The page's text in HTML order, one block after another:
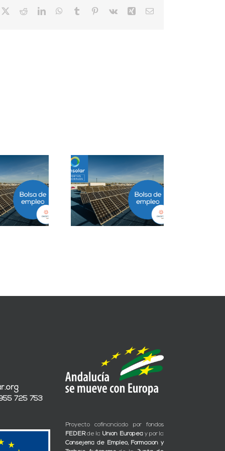
RedditLinkedInWhatsApp
Tumblr Pinterest
Vk Xing Correo
Manager
en Ciudad de
México
Closer B2B Energía
Grandes Cuentas en
Málaga
955 725 753
Proyecto cofinanciado por fondos
FEDERde la Unión Europeay por la
Consejería de Empleo, Formación y